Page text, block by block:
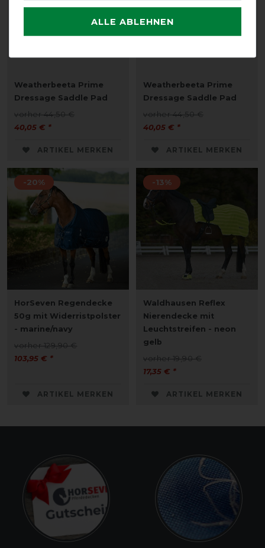
Weatherbeeta Prime
Dressage Saddle Pad
vorher 44,50 €
40,05 € *
ARTIKEL MERKEN
Weatherbeeta Prime
Dressage Saddle Pad
vorher 44,50 €
40,05 € *
ARTIKEL MERKEN
-20%
HorSeven Regendecke
50g mit Widerristpolster
- marine/navy
vorher 129,90 €
103,95 € *
ARTIKEL MERKEN
-13%
Waldhausen Reflex
Nierendecke mit
Leuchtstreifen - neon
gelb
vorher 19,90 €
17,35 € *
ARTIKEL MERKEN
ALLE ABLEHNEN